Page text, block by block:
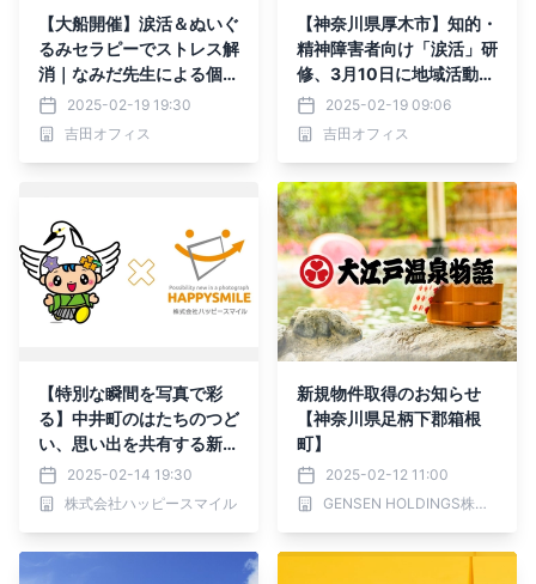
【大船開催】涙活＆ぬいぐ
るみセラピーでストレス解
消｜なみだ先生による個別
相談会2025-02-19 19:30
吉田オフィス
【神奈川県厚木市】知的・
精神障害者向け「涙活」研
修、3月10日に地域活動支
援センターで開催
2025-02-19 09:06
吉田オフィス
【特別な瞬間を写真で彩
る】中井町のはたちのつど
い、思い出を共有する新た
な試み2025-02-14 19:30
株式会社ハッピースマイル
新規物件取得のお知らせ
【神奈川県足柄下郡箱根
町】
2025-02-12 11:00
GENSEN HOLDINGS株式会社